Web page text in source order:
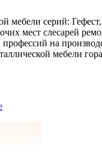
мебели серий:
мест слесарей
на
мебели